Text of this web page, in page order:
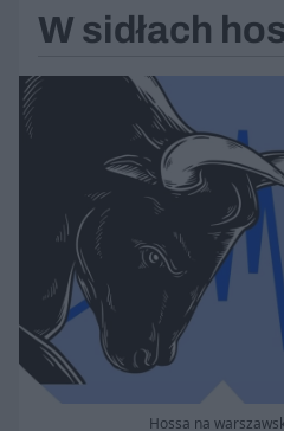
W sidłach
Hossa na